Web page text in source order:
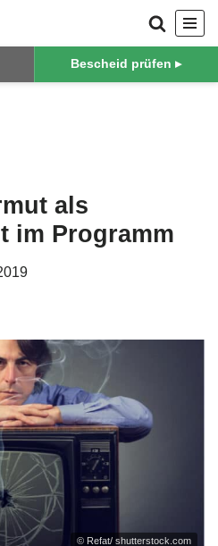
Bescheid prüfen ▸
als
im Programm
© Refat/ shutterstock.com